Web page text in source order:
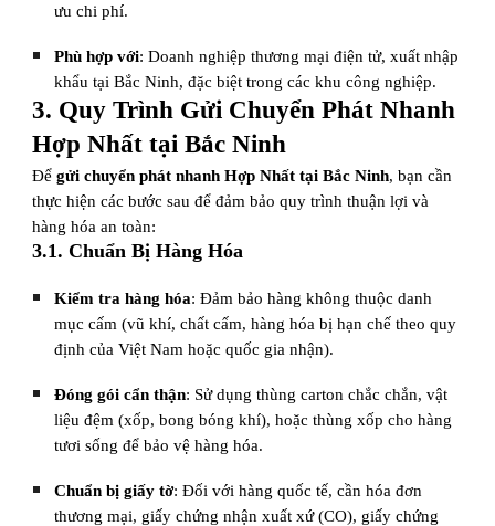
ưu chi phí.
Phù hợp với: Doanh nghiệp thương mại điện tử, xuất nhập
khẩu tại Bắc Ninh, đặc biệt trong các khu công nghiệp.
3. Quy Trình Gửi Chuyển Phát Nhanh
Hợp Nhất tại Bắc Ninh
Đểgửi chuyển phát nhanh Hợp Nhất tại Bắc Ninh, bạn cần
thực hiện các bước sau để đảm bảo quy trình thuận lợi và
hàng hóa an toàn:
3.1. Chuẩn Bị Hàng Hóa
Kiểm tra hàng hóa: Đảm bảo hàng không thuộc danh
mục cấm (vũ khí, chất cấm, hàng hóa bị hạn chế theo quy
định của Việt Nam hoặc quốc gia nhận).
Đóng gói cẩn thận: Sử dụng thùng carton chắc chắn, vật
liệu đệm (xốp, bong bóng khí), hoặc thùng xốp cho hàng
tươi sống để bảo vệ hàng hóa.
Chuẩn bị giấy tờ: Đối với hàng quốc tế, cần hóa đơn
thương mại, giấy chứng nhận xuất xứ (CO), giấy chứng